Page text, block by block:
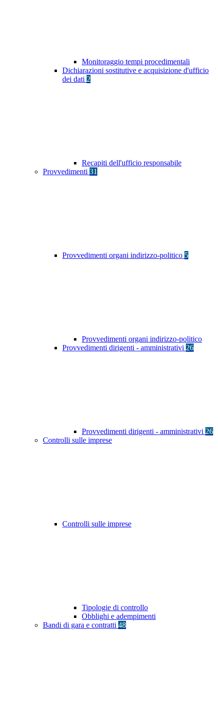
Monitoraggio tempi procedimentali
Dichiarazioni sostitutive e acquisizione d'ufficio
dei dati 2
Recapiti dell'ufficio responsabile
Provvedimenti 31
Provvedimenti organi indirizzo-politico 5
Provvedimenti organi indirizzo-politico
Provvedimenti dirigenti - amministrativi 26
Provvedimenti dirigenti - amministrativi 26
Controlli sulle imprese
Controlli sulle imprese
Tipologie di controllo
Obblighi e adempimenti
Bandi di gara e contratti 48